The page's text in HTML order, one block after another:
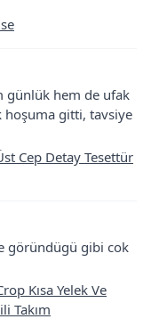
günlük hem de ufak
gitti, tavsiye
Cep Detay Tesettür
göründügü gibi cok
Kısa Yelek Ve
Takım